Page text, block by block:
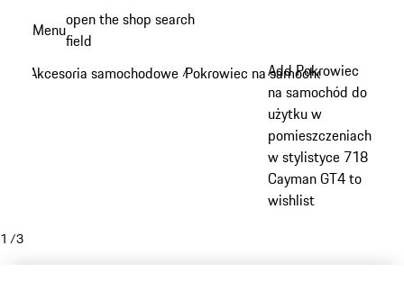
zawartości
Menuopen the shop search
field
Akcesoria samochodowe /Pokrowiec na samochód/
Add Pokrowiec
na samochód do
użytku w
pomieszczeniach
w stylistyce 718
Cayman GT4 to
wishlist
1 /3